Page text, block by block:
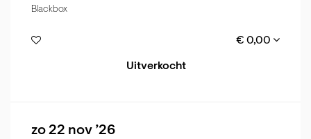
Blackbox
€ 0,00
Uitverkocht
zo 22 nov ’26